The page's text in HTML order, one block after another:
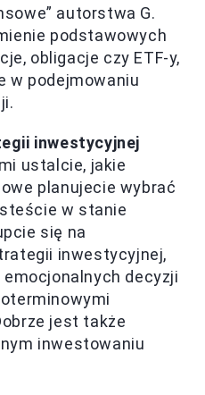
autorstwa G.
podstawowych
obligacje czy ETF-y,
w podejmowaniu
inwestycyjnej
ustalcie, jakie
planujecie wybrać
w stanie
się na
inwestycyjnej,
decyzji
jest także
inwestowaniu